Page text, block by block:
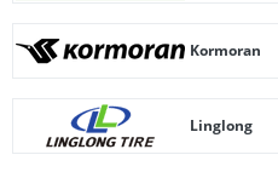
Kormoran
Linglong